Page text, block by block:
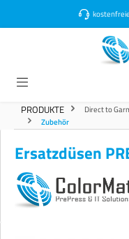
PRODUKTE Direct to
Zubehör
Ersatzdüsen